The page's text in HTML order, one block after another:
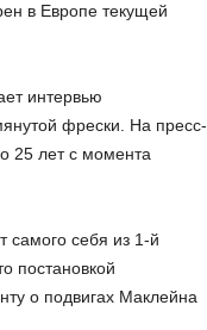
в Европе текущей
интервью
фрески. На пресс-
25 лет с момента
самого себя из 1-й
постановкой
о подвигах Маклейна